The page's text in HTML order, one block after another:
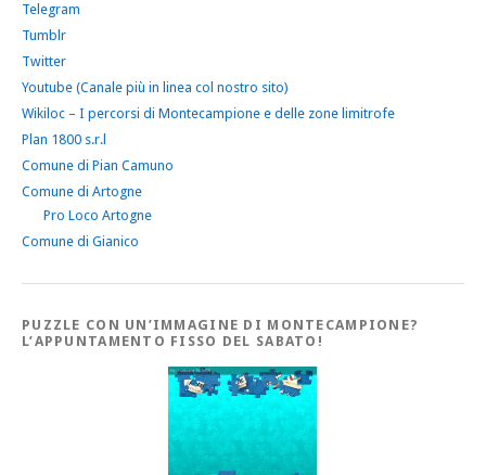
Telegram
Tumblr
Twitter
Youtube (Canale più in linea col nostro sito)
Wikiloc – I percorsi di Montecampione e delle zone limitrofe
Plan 1800 s.r.l
Comune di Pian Camuno
Comune di Artogne
Pro Loco Artogne
Comune di Gianico
PUZZLE CON UN’IMMAGINE DI MONTECAMPIONE?
L’APPUNTAMENTO FISSO DEL SABATO!